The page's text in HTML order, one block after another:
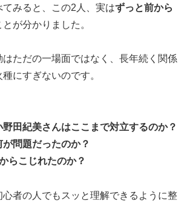
みると、この2人、実はずっと前から
とが分かりました。
はただの一場面ではなく、長年続く関係
にすぎないのです。
田紀美さんはここまで対立するのか？
問題だったのか？
らこじれたのか？
心者の人でもスッと理解できるように整